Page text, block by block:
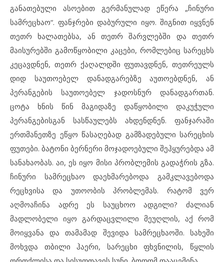
განათებული ასოებით გერმანულად ეწერა „ჩინური
სამრეცხაო“. ფანჯრები დაბურული იყო. შიგნით იყვნენ
თეთრ ხალათებსა, ან თეთრ შარვლებში და თეთრ
მაისურებში გამოწყობილი კაცები, რომლებიც სარეცხს
კეცავდნენ, თეთრ ქაღალდში ფუთავდნენ, თეთრეულს
დიდ საუთოებელ დანადგარებზე აუთოებდნენ, ან
პერანგების საუთოებელ ჯადოსნურ დანადგართან.
ცოტა ხნის წინ მაგიდაზე დაწყობილი დაკუჭული
პერანგებისგან სასწაულებს ახდენდნენ. ფანჯარაში
ერთმანეთზე ეწყო წასაღებად გამზადებული სარეცხის
ფუთები. ბატონი ბერნერი მოჯადოებული შეჰყურებდა ამ
სანახაობას. აი, ეს იყო მისი პრობლემის გადაჭრის გზა.
ჩინური სამრეცხაო დაეხმარებოდა გამკლავებოდა
რეცხვისა და უთოობის პრობლემას. რატომ ვერ
აღმოაჩინა ადრე ეს საუცხოო ადგილი? ძალიან
მადლობელი იყო გარდაცვლილი მეუღლის, აქ რომ
მოიყვანა და თამამად შევიდა სამრეცხაოში. სახეში
მოხვდა თბილი ჰაერი, სარეცხი ფხვნილის, წყლის